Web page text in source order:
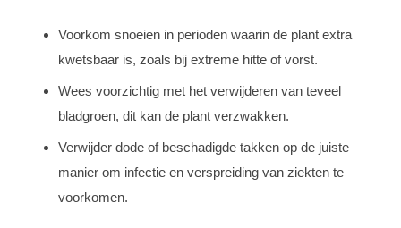
Voorkom snoeien in perioden waarin de plant extra
kwetsbaar is, zoals bij extreme hitte of vorst.
Wees voorzichtig met het verwijderen van teveel
bladgroen, dit kan de plant verzwakken.
Verwijder dode of beschadigde takken op de juiste
manier om infectie en verspreiding van ziekten te
voorkomen.